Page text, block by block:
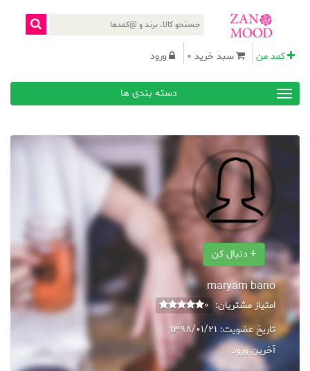
کمد من سبد خرید 0 ورود
دسته بندی ها
+ دنبال کن
maryam bano
امتیاز مشتریان: 0
تاریخ عضویت: 1398/01/21
آخرین ورود: